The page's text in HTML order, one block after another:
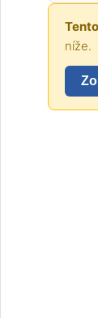
níže.